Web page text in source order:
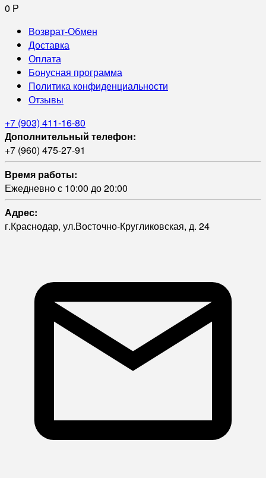
0 Р
Возврат-Обмен
Доставка
Оплата
Бонусная программа
Политика конфиденциальности
Отзывы
+7 (903) 411-16-80
Дополнительный телефон:
+7 (960) 475-27-91
Время работы:
Ежедневно с 10:00 до 20:00
Адрес:
г.Краснодар, ул.Восточно-Кругликовская, д. 24